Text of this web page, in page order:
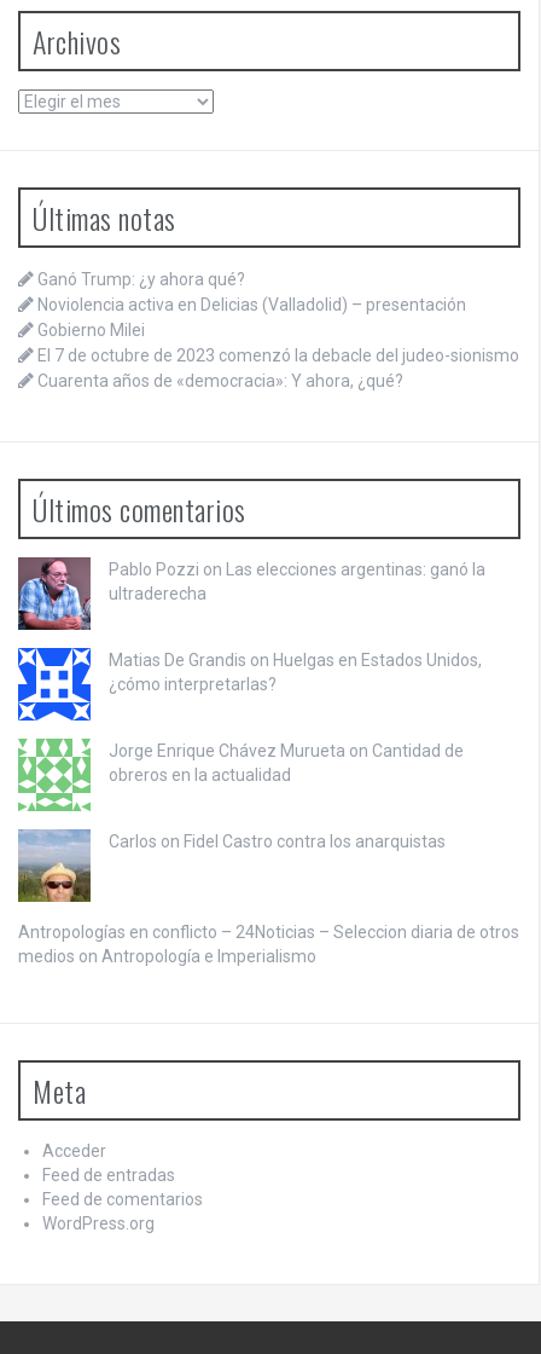
Archivos
Archivos
Últimas notas
Ganó Trump: ¿y ahora qué?
Noviolencia activa en Delicias (Valladolid) – presentación
Gobierno Milei
El 7 de octubre de 2023 comenzó la debacle del judeo-sionismo
Cuarenta años de «democracia»: Y ahora, ¿qué?
Últimos comentarios
Pablo Pozzi on
Las elecciones argentinas: ganó la
ultraderecha
Matias De Grandis on Huelgas en Estados Unidos,
¿cómo interpretarlas?
Jorge Enrique Chávez Murueta on Cantidad de
obreros en la actualidad
Carlos on Fidel Castro contra los anarquistas
Antropologías en conflicto – 24Noticias – Seleccion diaria de otros
medios on Antropología e Imperialismo
Meta
Acceder
Feed de entradas
Feed de comentarios
WordPress.org